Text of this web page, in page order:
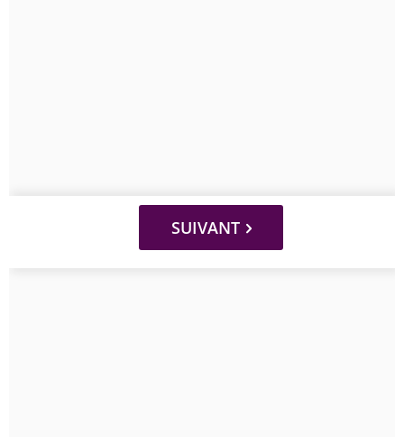
SUIVANT